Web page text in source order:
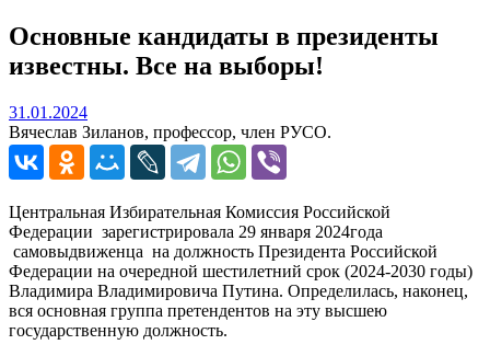
Основные кандидаты в президенты
известны. Все на выборы!
31.01.202431.01.2024
Вячеслав Зиланов, профессор, член РУСО.
Центральная Избирательная Комиссия Российской
Федерации зарегистрировала 29 января 2024года
самовыдвиженца на должность Президента Российской
Федерации на очередной шестилетний срок (2024-2030 годы)
Владимира Владимировича Путина. Определилась, наконец,
вся основная группа претендентов на эту высшею
государственную должность.